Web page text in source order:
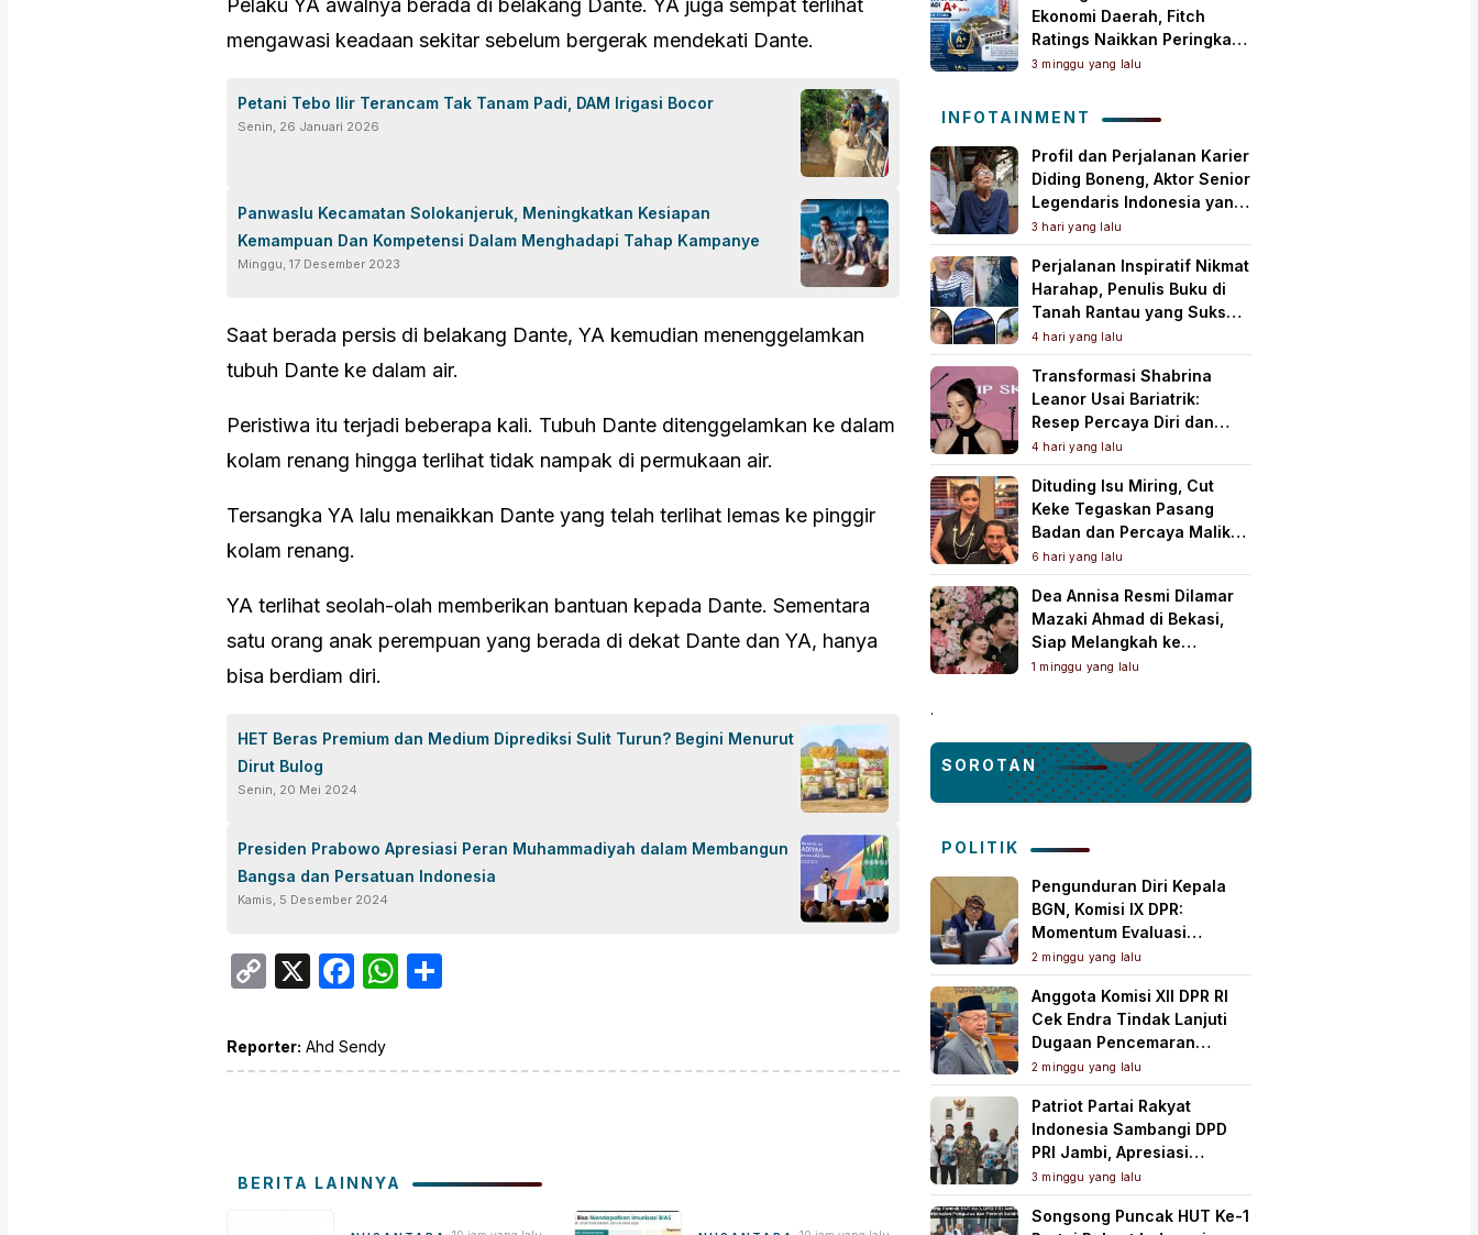
Pelaku YA awalnya berada di belakang Dante. YA juga sempat terlihat
mengawasi keadaan sekitar sebelum bergerak mendekati Dante.
Petani Tebo Ilir Terancam Tak Tanam Padi, DAM Irigasi Bocor
Senin, 26 Januari 2026
Panwaslu Kecamatan Solokanjeruk, Meningkatkan Kesiapan
Kemampuan Dan Kompetensi Dalam Menghadapi Tahap Kampanye
Minggu, 17 Desember 2023
Saat berada persis di belakang Dante, YA kemudian menenggelamkan
tubuh Dante ke dalam air.
Peristiwa itu terjadi beberapa kali. Tubuh Dante ditenggelamkan ke dalam
kolam renang hingga terlihat tidak nampak di permukaan air.
Tersangka YA lalu menaikkan Dante yang telah terlihat lemas ke pinggir
kolam renang.
YA terlihat seolah-olah memberikan bantuan kepada Dante. Sementara
satu orang anak perempuan yang berada di dekat Dante dan YA, hanya
bisa berdiam diri.
HET Beras Premium dan Medium Diprediksi Sulit Turun? Begini Menurut
Dirut Bulog
Senin, 20 Mei 2024
Presiden Prabowo Apresiasi Peran Muhammadiyah dalam Membangun
Bangsa dan Persatuan Indonesia
Kamis, 5 Desember 2024
Copy
X Facebook
WhatsApp
Reporter: Ahd Sendy
BERITA LAINNYA
Ekonomi Daerah, Fitch
Ratings Naikkan Peringkat
Bank Jambi Jadi ‘A+(idn)’
3 minggu yang lalu
INFOTAINMENT
Profil dan Perjalanan Karier
Diding Boneng, Aktor Senior
Legendaris Indonesia yang
Meninggal Dunia
3 hari yang lalu
Perjalanan Inspiratif Nikmat
Harahap, Penulis Buku di
Tanah Rantau yang Sukses
Lewat Karya Best Seller
4 hari yang lalu
Transformasi Shabrina
Leanor Usai Bariatrik:
Resep Percaya Diri dan
Rahasia Body Shaping
Tampil Standout
4 hari yang lalu
Dituding Isu Miring, Cut
Keke Tegaskan Pasang
Badan dan Percaya Malik
Bawazier
6 hari yang lalu
Dea Annisa Resmi Dilamar
Mazaki Ahmad di Bekasi,
Siap Melangkah ke
Pelaminan
1 minggu yang lalu
.
SOROTAN
POLITIK
Pengunduran Diri Kepala
BGN, Komisi IX DPR:
Momentum Evaluasi
Menyeluruh Program MBG
2 minggu yang lalu
Anggota Komisi XII DPR RI
Cek Endra Tindak Lanjuti
Dugaan Pencemaran
Lingkungan PT Samudera
Mahkota Mas
2 minggu yang lalu
Patriot Partai Rakyat
Indonesia Sambangi DPD
PRI Jambi, Apresiasi
Kesiapan dan Dukung Asta
Cita Presiden
3 minggu yang lalu
Songsong Puncak HUT Ke-1